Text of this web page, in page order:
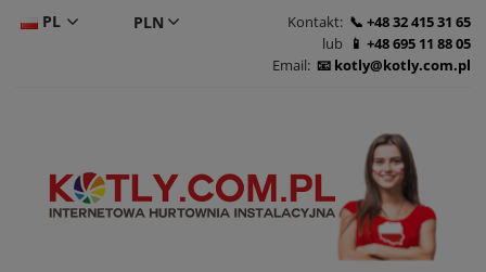
PL Kontakt:
+48 32 415 31 65
lub
+48 695 11 88 05
Email:
kotly@kotly.com.pl